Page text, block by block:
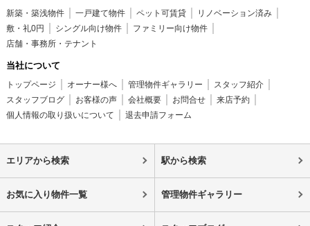
新築・築浅物件 一戸建て物件 ペット可賃貸
リノベーション済み
敷・礼0円
シングル向け物件
ファミリー向け物件
店舗・事務所・テナント
当社について
トップページ オーナー様へ 管理物件ギャラリー
スタッフ紹介
スタッフブログ
お客様の声 会社概要 お問合せ
来店予約
個人情報の取り扱いについて
退去申請フォーム
エリアから検索 駅から検索
お気に入り物件一覧 管理物件ギャラリー